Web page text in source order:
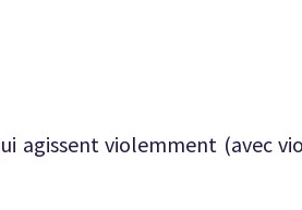
agissent violemment (avec